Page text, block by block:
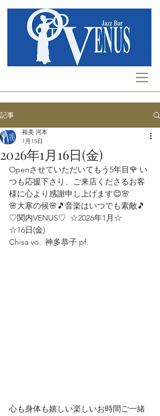
記事
2026年1月16日(金)
裕美 河本
1月15日
Openさせていただいてもう5年目🌹 い
つも応援下さり、ご来店くださるお客
様に心より感謝申し上げます😊🌸
🌸大寒の候🌸🎵音楽はいつでも素敵🎵
♡関内VENUS♡  ☆2026年1月☆
☆16日(金)
Chisa vo.  神多恭子 pf.
心も身体も嬉しい楽しいお時間ご一緒